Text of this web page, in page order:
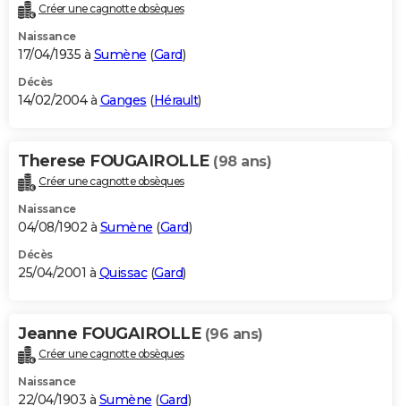
Créer une cagnotte obsèques
Naissance
17/04/1935 à Sumène (Gard)
Décès
14/02/2004 à Ganges (Hérault)
Therese FOUGAIROLLE (98 ans)
Créer une cagnotte obsèques
Naissance
04/08/1902 à Sumène (Gard)
Décès
25/04/2001 à Quissac(Gard)
Jeanne FOUGAIROLLE (96 ans)
Créer une cagnotte obsèques
Naissance
22/04/1903 à Sumène (Gard)